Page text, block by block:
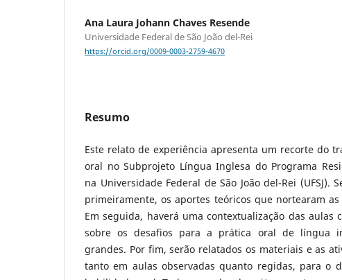
Ana Laura Johann Chaves Resende
Universidade Federal de São João del-Rei
https://orcid.org/0009-0003-2759-4670
Resumo
Este relato de experiência apresenta um recorte do
oral no Subprojeto Língua Inglesa do Programa
na Universidade Federal de São João del-Rei (UFSJ).
primeiramente, os aportes teóricos que nortearam
Em seguida, haverá uma contextualização das aulas
sobre os desafios para a prática oral de língua
grandes. Por fim, serão relatados os materiais e as
tanto em aulas observadas quanto regidas, para o